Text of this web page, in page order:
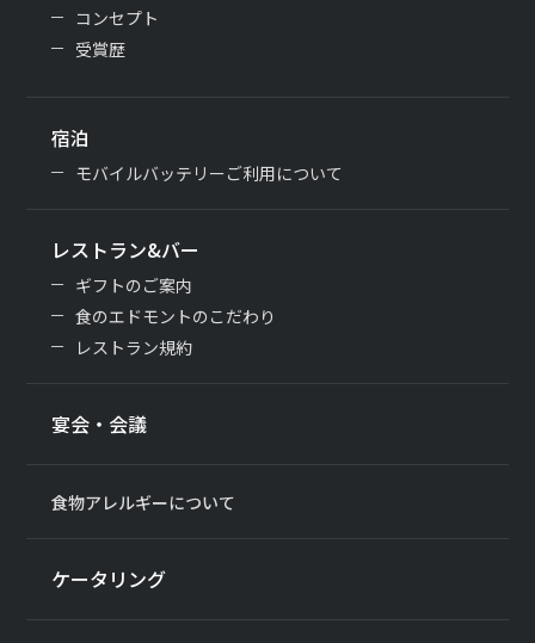
コンセプト
受賞歴
宿泊
モバイルバッテリーご利用について
レストラン&バー
ギフトのご案内
食のエドモントのこだわり
レストラン規約
宴会・会議
食物アレルギーについて
ケータリング